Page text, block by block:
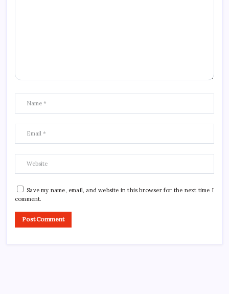
Save my name, email, and website in this browser for the next time I
comment.